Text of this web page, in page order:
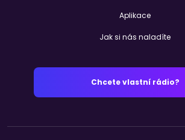
Aplikace
Jak si nás naladíte
Chcete vlastní rádio?